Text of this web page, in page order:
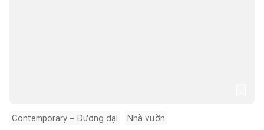
Contemporary – Đương đại Nhà vườn